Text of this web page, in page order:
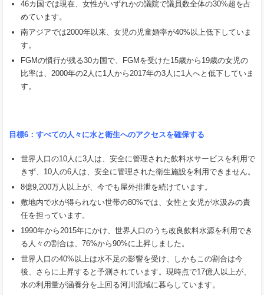
46カ国では現在、女性がいずれかの議院で議員数全体の30%超を占
めています。
南アジアでは2000年以来、女児の児童婚率が40%以上低下していま
す。
FGMの慣行が残る30カ国で、FGMを受けた15歳から19歳の女児の
比率は、2000年の2人に1人から2017年の3人に1人へと低下していま
す。
目標6 ：すべての人々に水と衛生へのアクセスを確保する
世界人口の10人に3人は、安全に管理された飲料水サービスを利用で
きず、10人の6人は、安全に管理された衛生施設を利用できません。
8億9,200万人以上が、今でも屋外排泄を続けています。
敷地内で水が得られない世帯の80%では、女性と女児が水汲みの責
任を担っています。
1990年から2015年にかけ、世界人口のうち改良飲料水源を利用でき
る人々の割合は、76%から90%に上昇しました。
世界人口の40%以上は水不足の影響を受け、しかもこの割合は今
後、さらに上昇すると予測されています。現時点で17億人以上が、
水の利用量が涵養分を上回る河川流域に暮らしています。